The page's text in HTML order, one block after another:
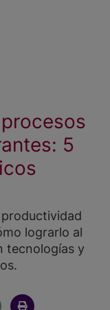
5
productividad
lograrlo al
tecnologías y
Email
Compartir Imprimir